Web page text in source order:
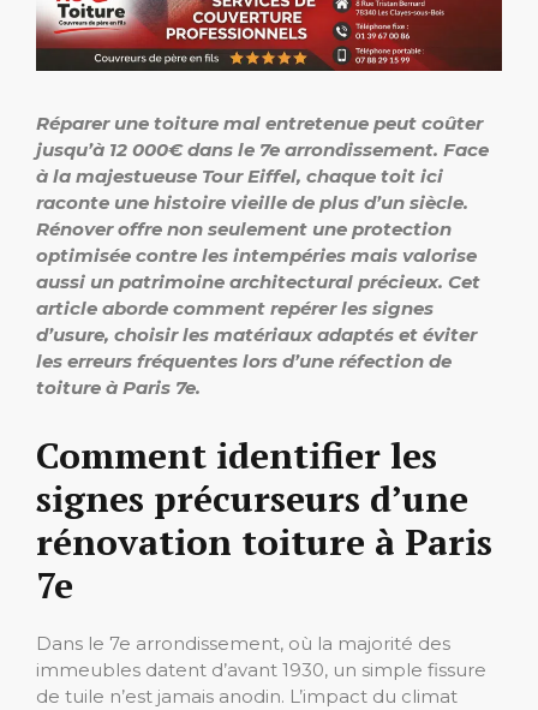
Réparer une toiture mal entretenue peut coûter
jusqu’à 12 000€ dans le 7e arrondissement. Face
à la majestueuse Tour Eiffel, chaque toit ici
raconte une histoire vieille de plus d’un siècle.
Rénover offre non seulement une protection
optimisée contre les intempéries mais valorise
aussi un patrimoine architectural précieux. Cet
article aborde comment repérer les signes
d’usure, choisir les matériaux adaptés et éviter
les erreurs fréquentes lors d’une réfection de
toiture à Paris 7e.
Comment identifier les
signes précurseurs d’une
rénovation toiture à Paris
7e
Dans le 7e arrondissement, où la majorité des
immeubles datent d’avant 1930, un simple fissure
de tuile n’est jamais anodin. L’impact du climat